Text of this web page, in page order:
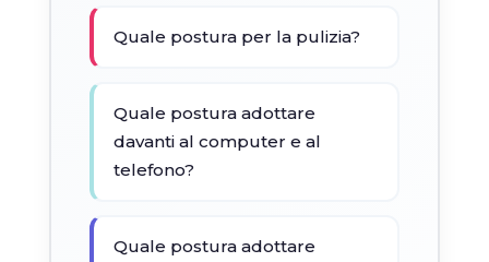
Quale postura per la pulizia?
Quale postura adottare
davanti al computer e al
telefono?
Quale postura adottare